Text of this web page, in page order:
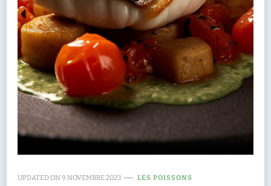
UPDATED ON9 NOVEMBRE 2023 LES POISSONS